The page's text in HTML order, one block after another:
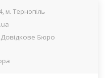
м. Тернопіль
Бюро